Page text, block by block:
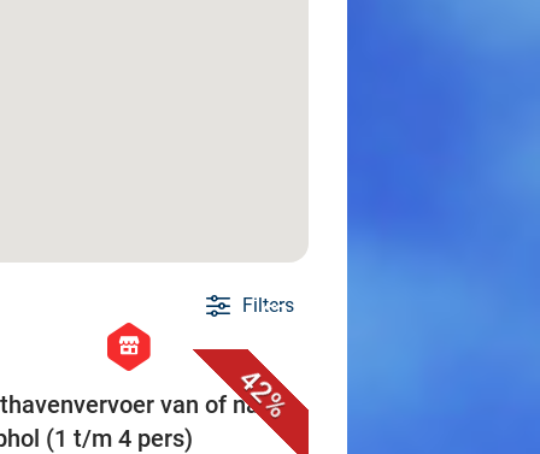
Filters
42%
favorite_border
hexagon
store
van of naar
(1 t/m 4 pers)